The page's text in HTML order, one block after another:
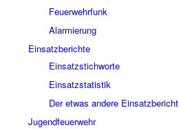
Feuerwehrfunk
Alarmierung
Einsatzberichte
Einsatzstichworte
Einsatzstatistik
Der etwas andere Einsatzbericht
Jugendfeuerwehr